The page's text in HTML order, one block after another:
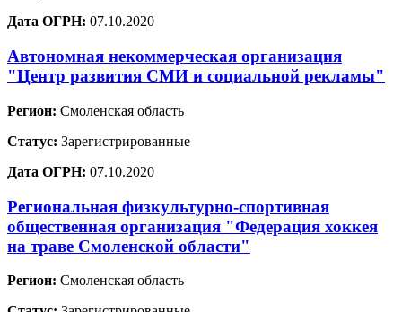
Дата ОГРН: 07.10.2020
Автономная некоммерческая организация
"Центр развития СМИ и социальной рекламы"
Регион: Смоленская область
Статус: Зарегистрированные
Дата ОГРН: 07.10.2020
Региональная физкультурно-спортивная
общественная организация "Федерация хоккея
на траве Смоленской области"
Регион: Смоленская область